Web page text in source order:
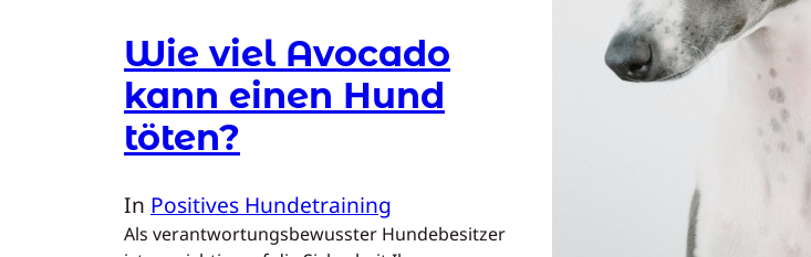
Wie viel Avocado
kann einen Hund
töten?
In Positives Hundetraining
Als verantwortungsbewusster Hundebesitzer